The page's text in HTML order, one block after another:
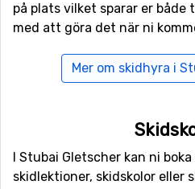
Flyger man till Kranebitten,
riktigt nära Stubai Gletscher
flygplatsen och skidorten
Transfertiden blir därmed
(63 kilometers avstånd), samt
Airport/Memmingen
(129
på plats vilket sparar er
med att göra det när ni
Mer om skidhyra i
I Stubai Gletscher kan ni
skidlektioner, skidskolor eller